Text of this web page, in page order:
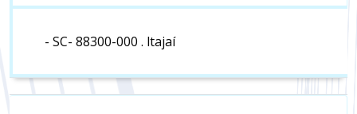
- SC- 88300-000 . ltajaí